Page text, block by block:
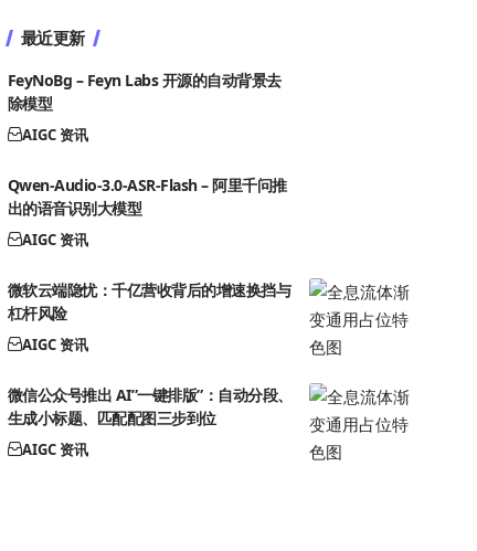
最近更新
FeyNoBg – Feyn Labs 开源的自动背景去
除模型
AIGC 资讯
Qwen-Audio-3.0-ASR-Flash – 阿里千问推
出的语音识别大模型
AIGC 资讯
微软云端隐忧：千亿营收背后的增速换挡与
杠杆风险
AIGC 资讯
微信公众号推出 AI”一键排版”：自动分段、
生成小标题、匹配配图三步到位
AIGC 资讯